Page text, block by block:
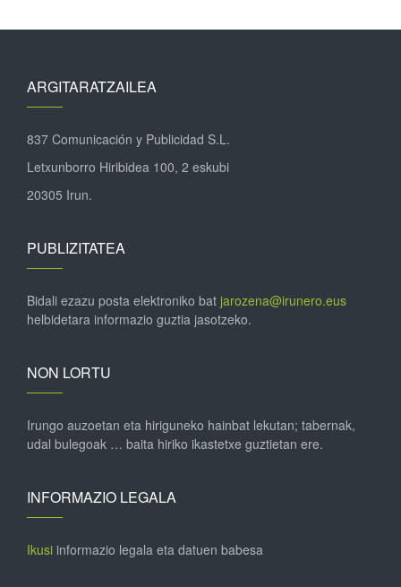
ARGITARATZAILEA
837 Comunicación y Publicidad S.L.
Letxunborro Hiribidea 100, 2 eskubi
20305 Irun.
PUBLIZITATEA
Bidali ezazu posta elektroniko bat jarozena@irunero.eus
helbidetara informazio guztia jasotzeko.
NON LORTU
Irungo auzoetan eta hiriguneko hainbat lekutan; tabernak,
udal bulegoak … baita hiriko ikastetxe guztietan ere.
INFORMAZIO LEGALA
Ikusi informazio legala eta datuen babesa